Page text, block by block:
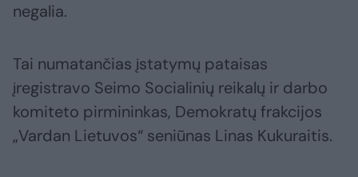
negalia.
Tai numatančias įstatymų pataisas
įregistravo Seimo Socialinių reikalų ir darbo
komiteto pirmininkas, Demokratų frakcijos
„Vardan Lietuvos“ seniūnas Linas Kukuraitis.